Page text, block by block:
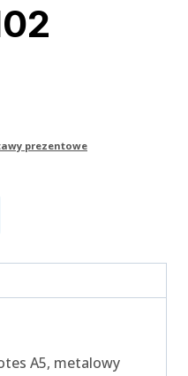
prezentowe
A5, metalowy